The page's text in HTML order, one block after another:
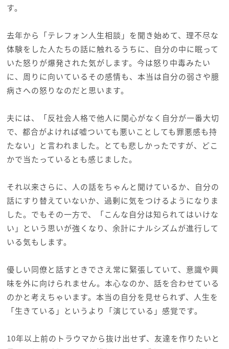
す。
去年から「テレフォン人生相談」を聞き始めて、理不尽な
体験をした人たちの話に触れるうちに、自分の中に眠って
いた怒りが爆発された気がします。今は怒り中毒みたい
に、周りに向いているその感情も、本当は自分の弱さや臆
病さへの怒りなのだと思います。
夫には、「反社会人格で他人に関心がなく自分が一番大切
で、都合がよければ嘘ついても悪いことしても罪悪感も持
たない」と言われました。とても悲しかったですが、どこ
かで当たっているとも感じました。
それ以来さらに、人の話をちゃんと聞けているか、自分の
話にすり替えていないか、過剰に気をつけるようになりま
した。でもその一方で、「こんな自分は知られてはいけな
い」という思いが強くなり、余計にナルシズムが進行して
いる気もします。
優しい同僚と話すときでさえ常に緊張していて、意識や興
味を外に向けられません。本心なのか、話を合わせている
のかと考えちゃいます。本当の自分を見せられず、人生を
「生きている」というより「演じている」感覚です。
10年以上前のトラウマから抜け出せず、友達を作りたいと